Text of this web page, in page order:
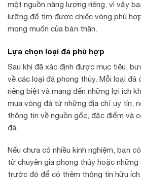
một nguồn năng lượng riêng, vì vậy
lưỡng để tìm được chiếc vòng phù
mong muốn của bản thân.
Lựa chọn loại đá phù hợp
Sau khi đã xác định được mục tiêu,
về các loại đá phong thủy. Mỗi loại đá
riêng biệt và mang đến những lợi ích
mua vòng đá từ những địa chỉ uy tín,
thông tin về nguồn gốc, đặc điểm và
đá.
Nếu chưa có nhiều kinh nghiệm, bạn
từ chuyên gia phong thủy hoặc
trước đó để có thêm thông tin hữu